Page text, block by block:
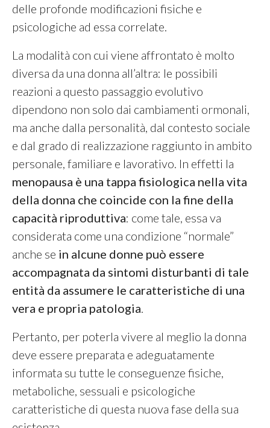
delle profonde modificazioni fisiche e
psicologiche ad essa correlate.
La modalità con cui viene affrontato è molto
diversa da una donna all’altra: le possibili
reazioni a questo passaggio evolutivo
dipendono non solo dai cambiamenti ormonali,
ma anche dalla personalità, dal contesto sociale
e dal grado di realizzazione raggiunto in ambito
personale, familiare e lavorativo. In effetti la
menopausa è una tappa fisiologica nella vita
della donna che coincide con la fine della
capacità riproduttiva: come tale, essa va
considerata come una condizione “normale”
anche se in alcune donne può essere
accompagnata da sintomi disturbanti di tale
entità da assumere le caratteristiche di una
vera e propria patologia.
Pertanto, per poterla vivere al meglio la donna
deve essere preparata e adeguatamente
informata su tutte le conseguenze fisiche,
metaboliche, sessuali e psicologiche
caratteristiche di questa nuova fase della sua